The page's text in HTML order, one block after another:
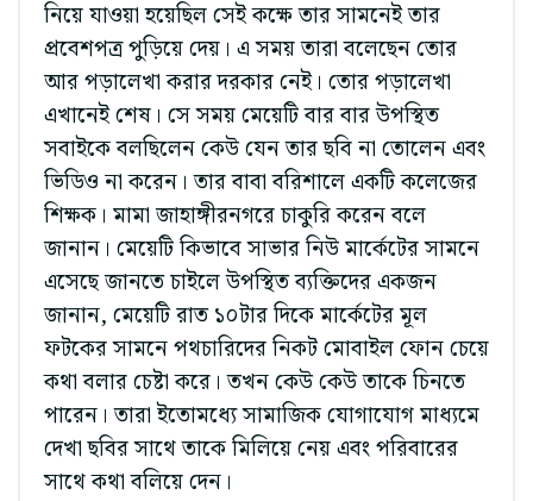
নিয়ে যাওয়া হয়েছিল সেই কক্ষে তার সামনেই তার
প্রবেশপত্র পুড়িয়ে দেয়। এ সময় তারা বলেছেন তোর
আর পড়ালেখা করার দরকার নেই। তোর পড়ালেখা
এখানেই শেষ। সে সময় মেয়েটি বার বার উপস্থিত
সবাইকে বলছিলেন কেউ যেন তার ছবি না তোলেন এবং
ভিডিও না করেন। তার বাবা বরিশালে একটি কলেজের
শিক্ষক। মামা জাহাঙ্গীরনগরে চাকুরি করেন বলে
জানান। মেয়েটি কিভাবে সাভার নিউ মার্কেটের সামনে
এসেছে জানতে চাইলে উপস্থিত ব্যক্তিদের একজন
জানান, মেয়েটি রাত ১০টার দিকে মার্কেটের মূল
ফটকের সামনে পথচারিদের নিকট মোবাইল ফোন চেয়ে
কথা বলার চেষ্টা করে। তখন কেউ কেউ তাকে চিনতে
পারেন। তারা ইতোমধ্যে সামাজিক যোগাযোগ মাধ্যমে
দেখা ছবির সাথে তাকে মিলিয়ে নেয় এবং পরিবারের
সাথে কথা বলিয়ে দেন।